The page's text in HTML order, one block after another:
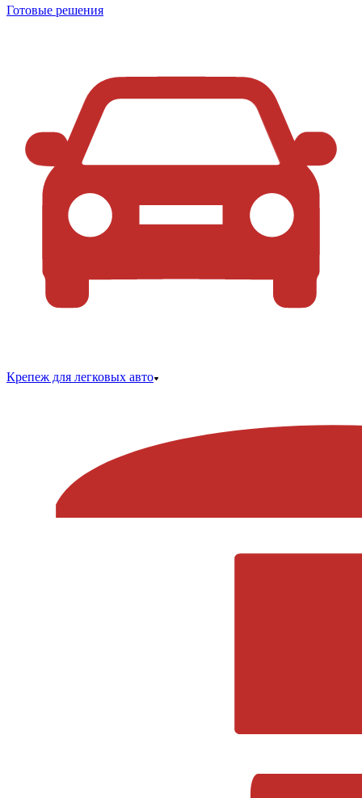
Готовые решения
Крепеж для легковых авто